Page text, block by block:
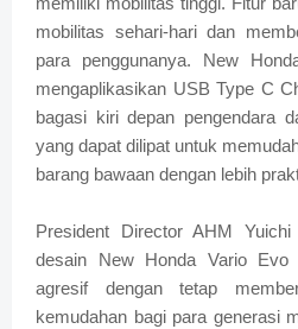
mobilitas sehari-hari dan
para penggunanya. New
mengaplikasikan USB Type C
bagasi kiri depan pengendara
yang dapat dilipat untuk
barang bawaan dengan lebih
President Director AHM
desain New Honda Vario Evo
agresif dengan tetap
kemudahan bagi para generasi